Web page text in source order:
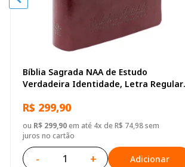
Bíblia Sagrada NAA de Estudo
Verdadeira Identidade, Letra Regular,
Ilustrada Marrom
R$ 299,90
ou R$ 299,90em até 4x de R$ 74,98 sem
juros no cartão
- + Adicionar